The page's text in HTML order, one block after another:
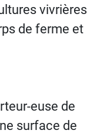
vivrières
de ferme et
euse de
surface de